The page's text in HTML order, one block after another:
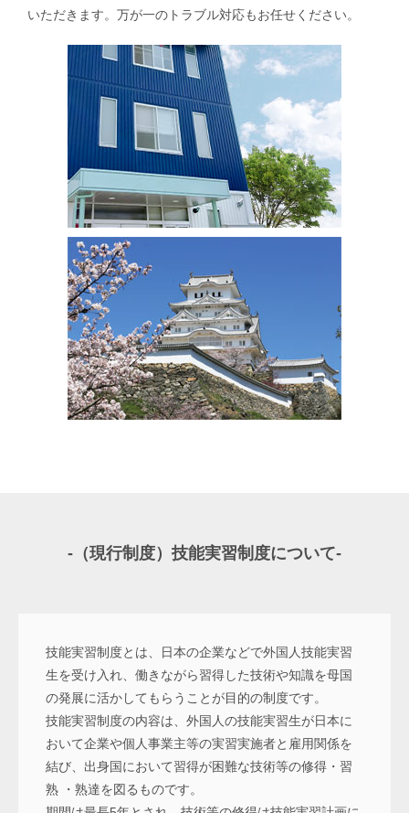
いただきます。万が一のトラブル対応もお任せください。
-（現行制度）技能実習制度について-
技能実習制度とは、日本の企業などで外国人技能実習
生を受け入れ、働きながら習得した技術や知識を母国
の発展に活かしてもらうことが目的の制度です。
技能実習制度の内容は、外国人の技能実習生が日本に
おいて企業や個人事業主等の実習実施者と雇用関係を
結び、出身国において習得が困難な技術等の修得・習
熟 ・熟達を図るものです。